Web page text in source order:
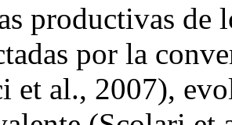
productivas de
por la
et al., 2007),